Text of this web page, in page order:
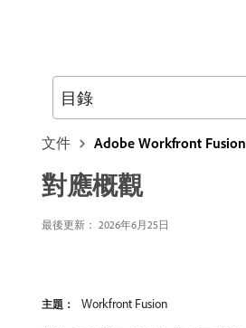
文件 Adobe Workfront Fusion
對應概觀
最後更新： 2026年6月25日
主題： Workfront Fusion
目錄